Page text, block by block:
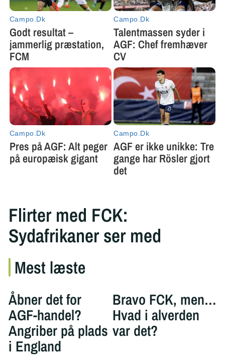
Flirter med FCK:
Sydafrikaner ser med
Mest læste
Åbner det for
AGF-handel?
Angriber på plads
i England
Bravo FCK, men…
Hvad i alverden
var det?